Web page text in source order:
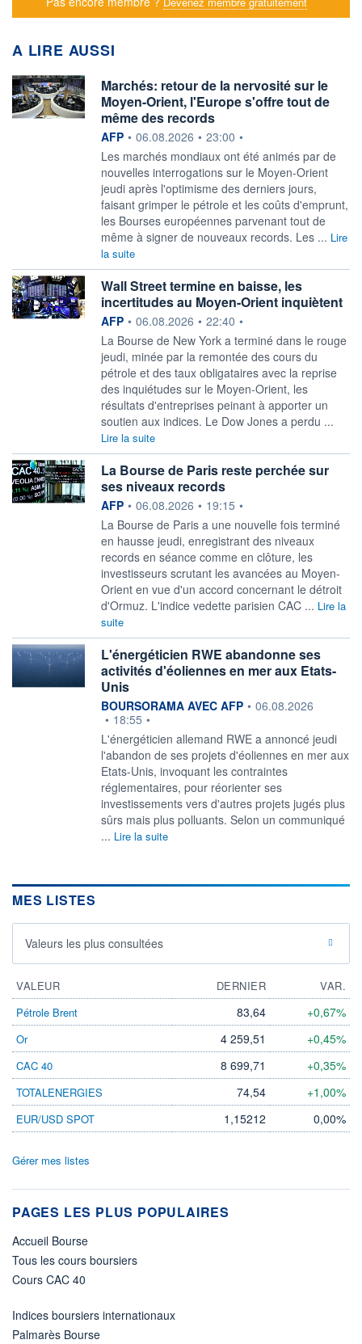
A LIRE AUSSI
Marchés: retour de la nervosité sur le
Moyen-Orient, l'Europe s'offre tout de
même des records
information fournie par
AFP • 06.08.2026 • 23:00 •
Les marchés mondiaux ont été animés par de
nouvelles interrogations sur le Moyen-Orient
jeudi après l'optimisme des derniers jours,
faisant grimper le pétrole et les coûts d'emprunt,
les Bourses européennes parvenant tout de
même à signer de nouveaux records. Les ... Lire
la suite
Wall Street termine en baisse, les
incertitudes au Moyen-Orient inquiètent
information fournie par
AFP • 06.08.2026 • 22:40 •
La Bourse de New York a terminé dans le rouge
jeudi, minée par la remontée des cours du
pétrole et des taux obligataires avec la reprise
des inquiétudes sur le Moyen-Orient, les
résultats d'entreprises peinant à apporter un
soutien aux indices. Le Dow Jones a perdu ...
Lire la suite
La Bourse de Paris reste perchée sur
ses niveaux records
information fournie par
AFP • 06.08.2026 • 19:15 •
La Bourse de Paris a une nouvelle fois terminé
en hausse jeudi, enregistrant des niveaux
records en séance comme en clôture, les
investisseurs scrutant les avancées au Moyen-
Orient en vue d'un accord concernant le détroit
d'Ormuz. L'indice vedette parisien CAC ... Lire la
suite
L'énergéticien RWE abandonne ses
activités d'éoliennes en mer aux Etats-
Unis
information fournie par
BOURSORAMA AVEC AFP • 06.08.2026
• 18:55 •
L'énergéticien allemand RWE a annoncé jeudi
l'abandon de ses projets d'éoliennes en mer aux
Etats-Unis, invoquant les contraintes
réglementaires, pour réorienter ses
investissements vers d'autres projets jugés plus
sûrs mais plus polluants. Selon un communiqué
... Lire la suite
MES LISTES
Valeurs les plus consultées
VALEUR DERNIER
VAR.
Pétrole Brent
83,64 +0,67%
Or 4 259,51 +0,45%
CAC 40 8 699,71 +0,35%
TOTALENERGIES 74,54 +1,00%
EUR/USD SPOT 1,15212 0,00%
Gérer mes listes
PAGES LES PLUS POPULAIRES
Accueil Bourse
Tous les cours boursiers
Cours CAC 40
Indices boursiers internationaux
Palmarès Bourse